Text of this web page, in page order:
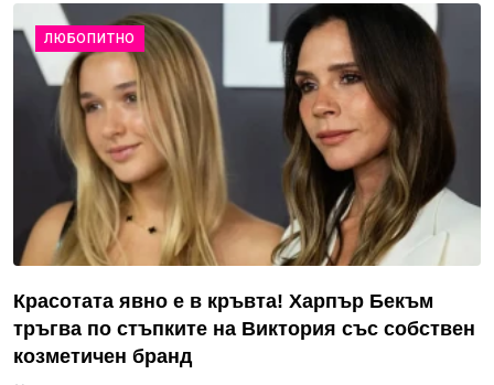
ЛЮБОПИТНО
Красотата явно е в кръвта! Харпър Бекъм
тръгва по стъпките на Виктория със собствен
козметичен бранд